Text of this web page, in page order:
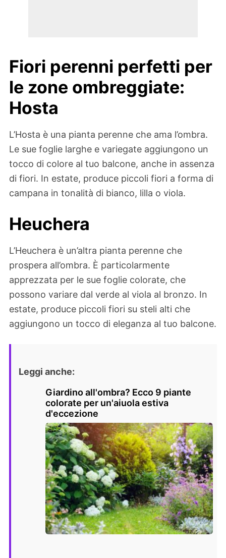
Fiori perenni perfetti per
le zone ombreggiate:
Hosta
L’Hosta è una pianta perenne che ama l’ombra.
Le sue foglie larghe e variegate aggiungono un
tocco di colore al tuo balcone, anche in assenza
di fiori. In estate, produce piccoli fiori a forma di
campana in tonalità di bianco, lilla o viola.
Heuchera
L’Heuchera è un’altra pianta perenne che
prospera all’ombra. È particolarmente
apprezzata per le sue foglie colorate, che
possono variare dal verde al viola al bronzo. In
estate, produce piccoli fiori su steli alti che
aggiungono un tocco di eleganza al tuo balcone.
Leggi anche:
Giardino all'ombra? Ecco 9 piante
colorate per un'aiuola estiva
d'eccezione